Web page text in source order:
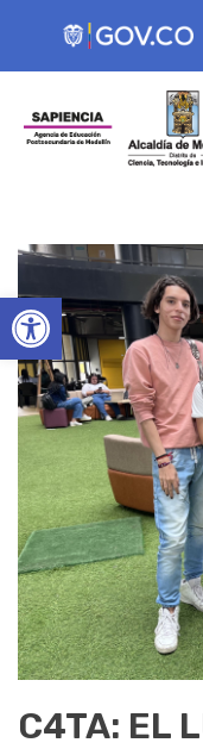
Open
C4TA: EL